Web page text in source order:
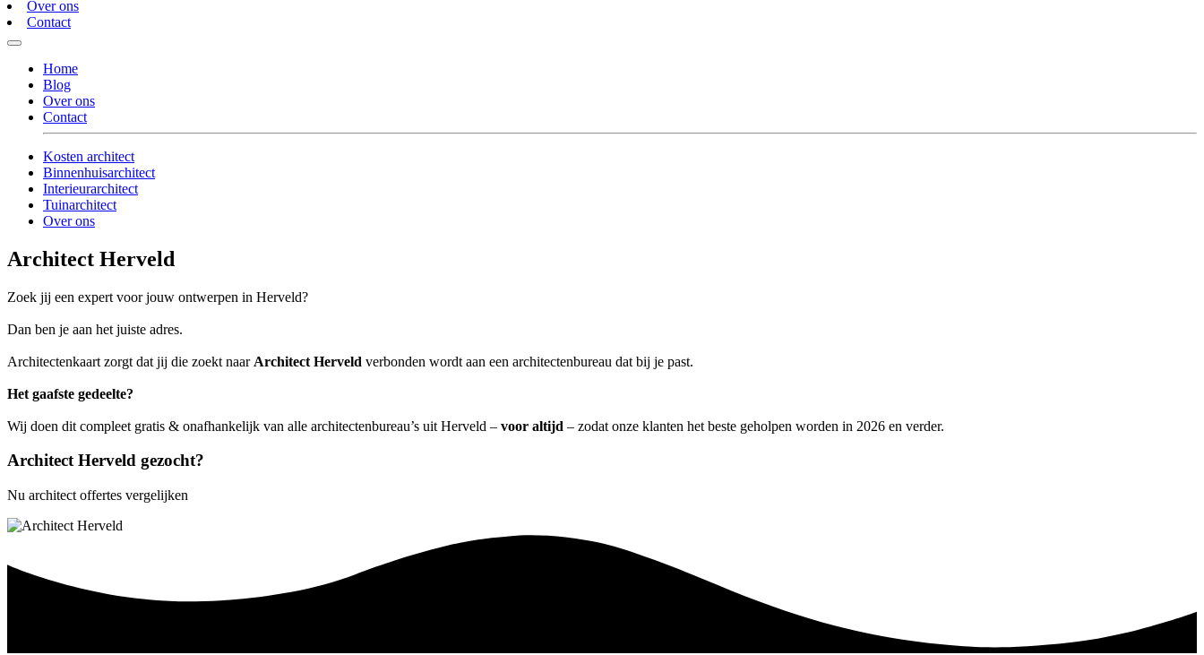
Over ons
Contact
Home
Blog
Over ons
Contact
Kosten architect
Binnenhuisarchitect
Interieurarchitect
Tuinarchitect
Over ons
Architect Herveld
Zoek jij een expert voor jouw ontwerpen in Herveld?
Dan ben je aan het juiste adres.
Architectenkaart zorgt dat jij die zoekt naar Architect Herveld verbonden wordt aan een architectenbureau dat bij je past.
Het gaafste gedeelte?
Wij doen dit compleet gratis & onafhankelijk van alle architectenbureau’s uit Herveld – voor altijd – zodat onze klanten het beste geholpen worden in 2026 en verder.
Architect Herveld gezocht?
Nu architect offertes vergelijken